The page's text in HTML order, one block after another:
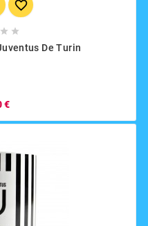

 
De Turin
€